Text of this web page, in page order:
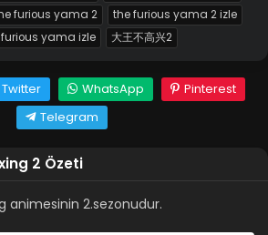
furious yama 2
the furious yama 2 izle
yama izle
大王不高兴2
Twitter WhatsApp
Pinterest
Telegram
2 Özeti
animesinin 2.sezonudur.